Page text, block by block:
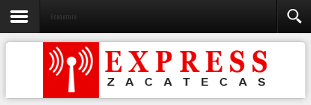
Economía